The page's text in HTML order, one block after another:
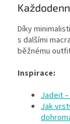
Díky
s dalšími
běžnému
Inspirace:
Jadeit
Jak